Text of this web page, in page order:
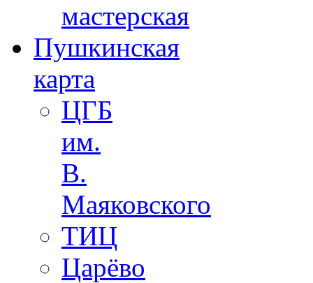
мастерская
Пушкинская
карта
ЦГБ
им.
В.
Маяковского
ТИЦ
Царёво